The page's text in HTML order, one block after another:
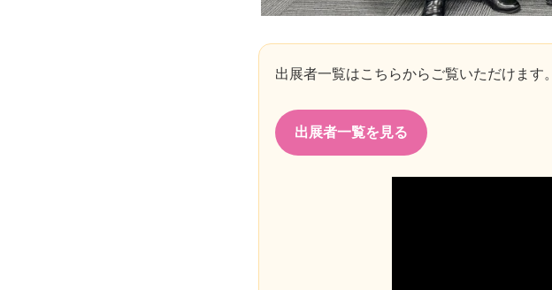
出展者一覧はこちらからご覧いただけます。
出展者一覧を見る